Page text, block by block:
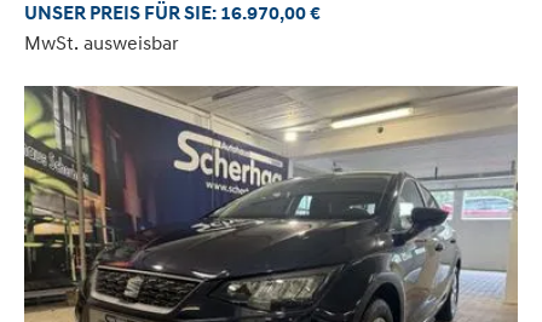
UNSER PREIS FÜR SIE: 16.970,00 €
MwSt. ausweisbar